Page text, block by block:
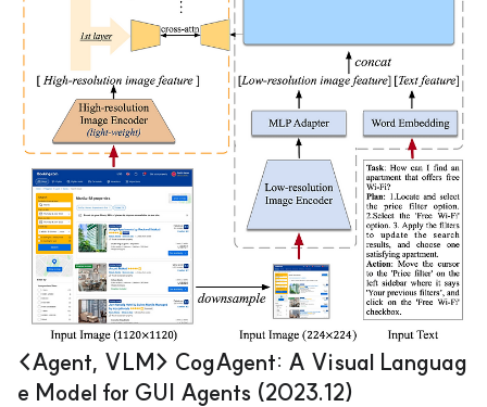
하고자 한 것이죠.그러나 실제로 여러 문서들은 다양한 layout과 형식으로 구성
되는 경우가..
<Agent, VLM> CogAgent: A Visual Languag
e Model for GUI Agents (2023.12)